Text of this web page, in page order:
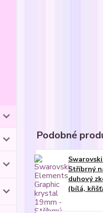
Podobné
Stříbrný
duhový
(bílá,